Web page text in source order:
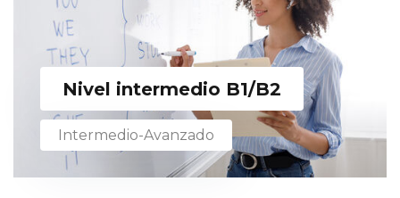
Nivel intermedio B1/B2
Intermedio-Avanzado